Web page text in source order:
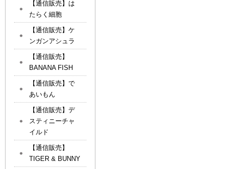
【通信販売】は
たらく細胞
【通信販売】ケ
ンガンアシュラ
【通信販売】
BANANA FISH
【通信販売】で
あいもん
【通信販売】デ
スティニーチャ
イルド
【通信販売】
TIGER & BUNNY